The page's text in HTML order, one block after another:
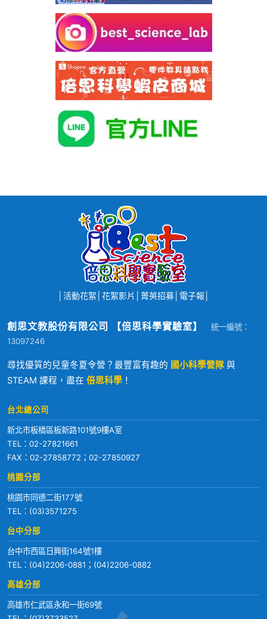
活動花絮 花絮影片 菁英招募│ 電子報
創思文教股份有限公司 【倍思科學實驗室】
統一編號：
13097246
尋找優質的兒童冬夏令營？最豐富有趣的 國小科學營隊 與
STEAM 課程，盡在 倍思科學 ！
台北總公司
新北市板橋區板新路101號9樓A室
TEL： 02-27821661
FAX：02-27858772；02-27850927
桃園分部
桃園市同德二街177號
TEL： (03)3571275
台中分部
台中市西區日興街164號1樓
TEL： (04)2206-0881 ； (04)2206-0882
高雄分部
高雄市仁武區永和一街69號